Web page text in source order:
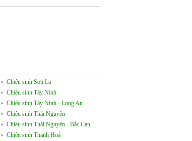
Chiêu sinh Sơn La
Chiêu sinh Tây Ninh
Chiêu sinh Tây Ninh - Long An
Chiêu sinh Thái Nguyên
Chiêu sinh Thái Nguyên - Bắc Cạn
Chiêu sinh Thanh Hoá